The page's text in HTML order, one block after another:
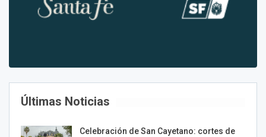
Últimas Noticias
Celebración de San Cayetano: cortes de